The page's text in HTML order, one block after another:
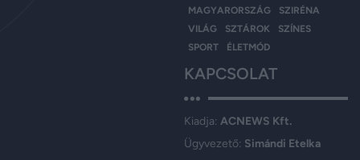
MAGYARORSZÁG
SZIRÉNA
VILÁG
SZTÁROK
SZÍNES
SPORT
ÉLETMÓD
KAPCSOLAT
Kiadja: ACNEWS Kft.
Ügyvezető: Simándi Etelka